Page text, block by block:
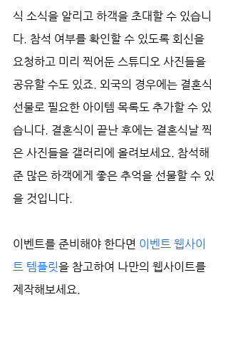
식 소식을 알리고 하객을 초대할 수 있습니
다. 참석 여부를 확인할 수 있도록 회신을
요청하고 미리 찍어둔 스튜디오 사진들을
공유할 수도 있죠. 외국의 경우에는 결혼식
선물로 필요한 아이템 목록도 추가할 수 있
습니다. 결혼식이 끝난 후에는 결혼식날 찍
은 사진들을 갤러리에 올려보세요. 참석해
준 많은 하객에게 좋은 추억을 선물할 수 있
을 것입니다.
이벤트를 준비해야 한다면 이벤트 웹사이
트 템플릿을 참고하여 나만의 웹사이트를
제작해보세요.